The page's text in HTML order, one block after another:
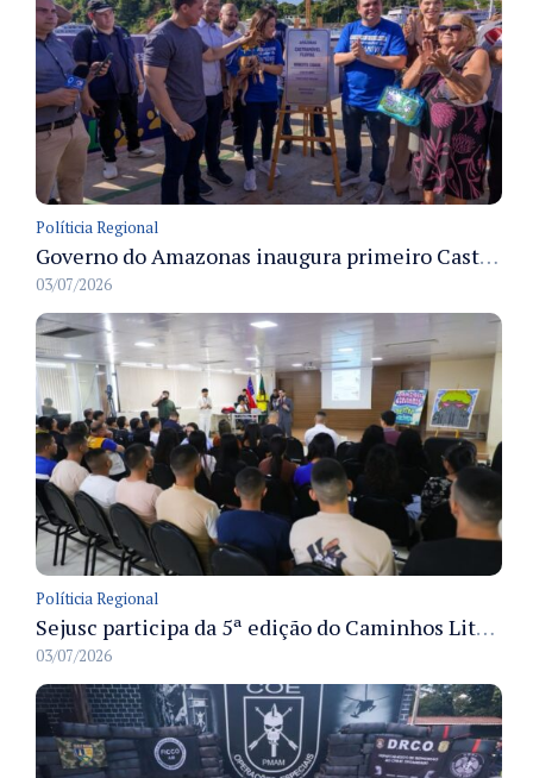
Políticia Regional
Governo do Amazonas inaugura primeiro Castramóvel Fluvial para atendimento veterinário às comunidades ribeirinhas e castração gratuita
03/07/2026
Políticia Regional
Sejusc participa da 5ª edição do Caminhos Literários com foco na cultura hip-hop nas unidades socioeducativas
03/07/2026